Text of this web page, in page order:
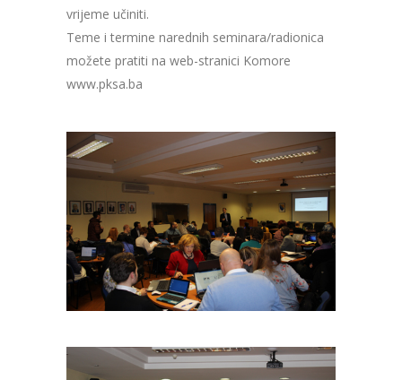
vrijeme učiniti.
Teme i termine narednih seminara/radionica
možete pratiti na web-stranici Komore
www.pksa.ba